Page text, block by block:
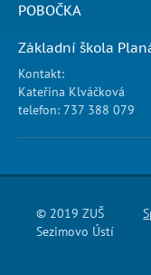
POBOČKA
Základní škola
Kontakt:
Kateřina Klváčková
telefon: 737 388 079
© 2019 ZUŠ
Sezimovo Ústí